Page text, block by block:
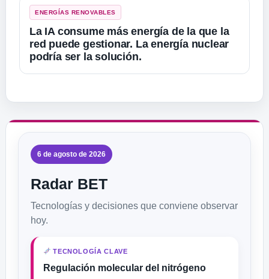
ENERGÍAS RENOVABLES
La IA consume más energía de la que la
red puede gestionar. La energía nuclear
podría ser la solución.
6 de agosto de 2026
Radar BET
Tecnologías y decisiones que conviene observar
hoy.
TECNOLOGÍA CLAVE
Regulación molecular del nitrógeno